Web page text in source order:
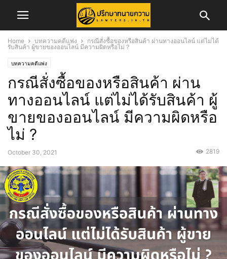
Home บทความคดีแพ่ง
กรณีสั่งซื้อของหรือสินค้า ผ่านทางออนไลน์ แต่ไม่ได้
รับสินค้า ผู้ขายของออนไลน์ มีความผิดหรือไม่ ?
บทความคดีแพ่ง
กรณีสั่งซื้อของหรือสินค้า ผ่าน
ทางออนไลน์ แต่ไม่ได้รับสินค้า ผู้
ขายของออนไลน์ มีความผิดหรือ
ไม่ ?
October 30, 2021 2819